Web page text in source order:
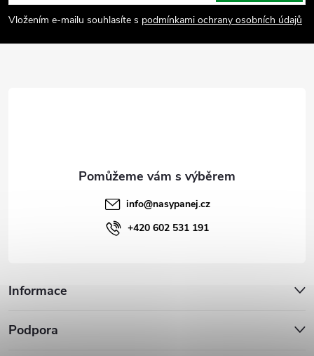
p
a
Vložením e-mailu souhlasíte s podmínkami ochrany osobních údajů
Informace
Podpora
info@nasypanej.cz
+420 602 531 191